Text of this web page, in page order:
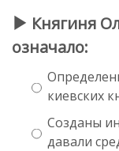
Княгиня
означало:
киевских
Созданы
давали